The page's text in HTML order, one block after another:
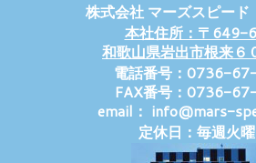
株式会社 マーズスピー
本社住所：〒649-
和歌山県岩出市根来６
電話番号：0736-
FAX番号：0736-
email： info@mars-
定休日：毎週火